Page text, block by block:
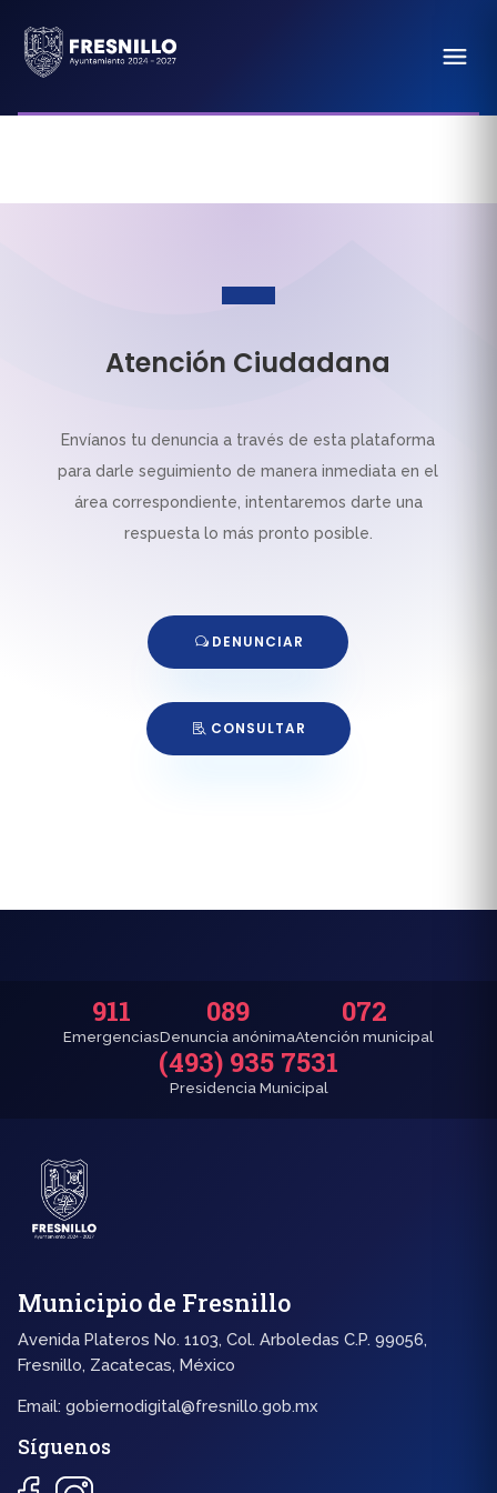
Atención Ciudadana
Envíanos tu denuncia a través de esta plataforma
para darle seguimiento de manera inmediata en el
área correspondiente, intentaremos darte una
respuesta lo más pronto posible.
DENUNCIAR
CONSULTAR
911
Emergencias
089
Denuncia anónima
072
Atención municipal
(493) 935 7531
Presidencia Municipal
Municipio de Fresnillo
Avenida Plateros No. 1103, Col. Arboledas C.P. 99056,
Fresnillo, Zacatecas, México
Email: gobiernodigital@fresnillo.gob.mx
Síguenos